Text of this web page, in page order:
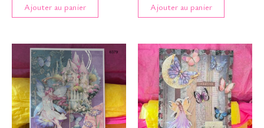
Ajouter au panier Ajouter au panier